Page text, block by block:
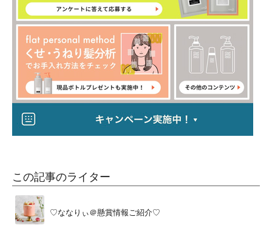
この記事のライター
♡ななりぃ＠懸賞情報ご紹介♡